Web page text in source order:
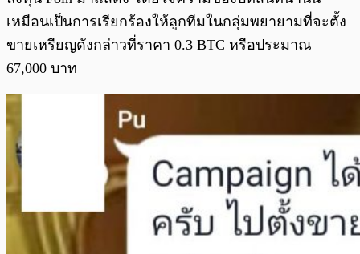
เหมือนเป็นการเรียกร้องให้ลูกทีมในกลุ่มพยายามที่จะตั้ง
ขายเหรียญดังกล่าวที่ราคา 0.3 BTC หรือประมาณ
67,000 บาท